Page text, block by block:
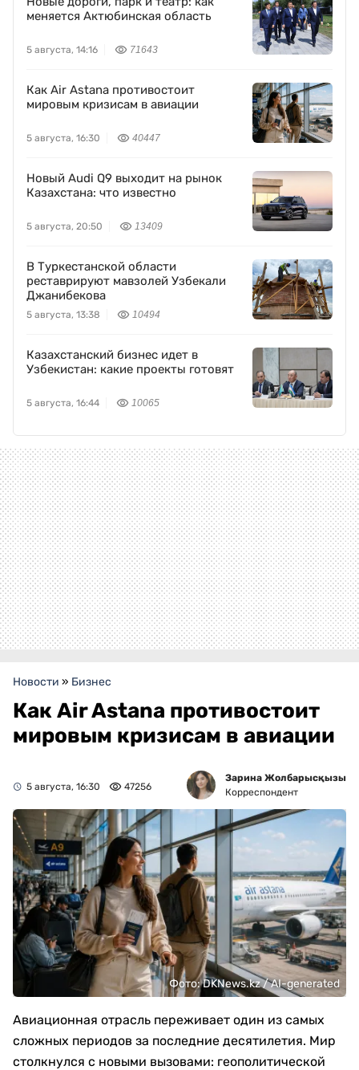
меняется Актюбинская область
5 августа, 14:16 71643
Как Air Astana противостоит
мировым кризисам в авиации
5 августа, 16:30 40447
Новый Audi Q9 выходит на рынок
Казахстана: что известно
5 августа, 20:50 13409
В Туркестанской области
реставрируют мавзолей Узбекали
Джанибекова
5 августа, 13:38 10494
Казахстанский бизнес идет в
Узбекистан: какие проекты готовят
5 августа, 16:44 10065
Новости » Бизнес
Как Air Astana противостоит
мировым кризисам в авиации
5 августа, 16:30 47256
Зарина Жолбарысқызы
Корреспондент
Фото: DKNews.kz / AI-generated
Авиационная отрасль переживает один из самых
сложных периодов за последние десятилетия. Мир
столкнулся с новыми вызовами: геополитической